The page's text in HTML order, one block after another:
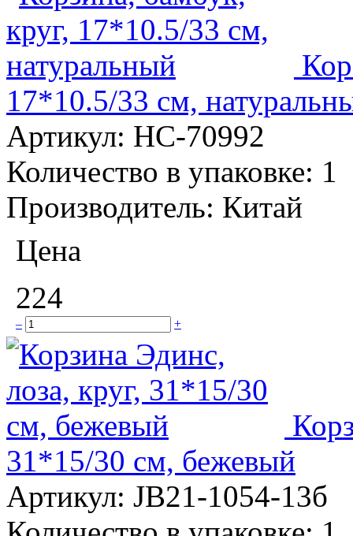
17*10.5/33 см,
Артикул: НС-70992
Количество в упаковке: 1
Производитель: Китай
Цена
224
– +
31*15/30 см, бежевый
Артикул: JB21-1054-13б